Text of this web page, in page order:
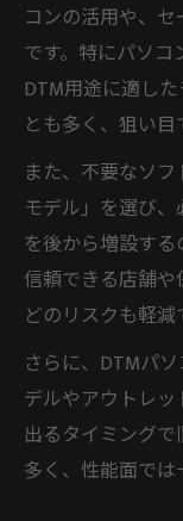
コンの活用や、
です。特にパソコ
DTM用途に適し
とも多く、狙い目
また、不要なソ
モデル」を選び
を後から増設する
信頼できる店舗
どのリスクも軽減
さらに、DTMパ
デルやアウトレ
出るタイミング
多く、性能面では